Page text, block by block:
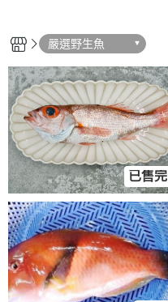
嚴選野生魚
已售完